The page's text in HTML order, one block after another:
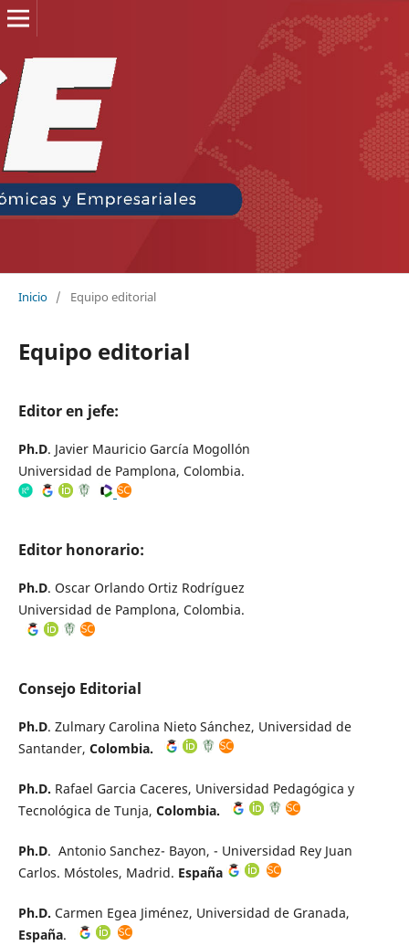
Inicio / Equipo editorial
Equipo editorial
Editor en jefe:
Ph.D. Javier Mauricio García Mogollón
Universidad de Pamplona, Colombia.
Editor honorario:
Ph.D. Oscar Orlando Ortiz Rodríguez
Universidad de Pamplona, Colombia.
Consejo Editorial
Ph.D. Zulmary Carolina Nieto Sánchez, Universidad de
Santander, Colombia.
Ph.D. Rafael Garcia Caceres, Universidad Pedagógica y
Tecnológica de Tunja, Colombia.
Ph.D. Antonio Sanchez- Bayon, - Universidad Rey Juan
Carlos. Móstoles, Madrid. España
Ph.D. Carmen Egea Jiménez, Universidad de Granada,
España.